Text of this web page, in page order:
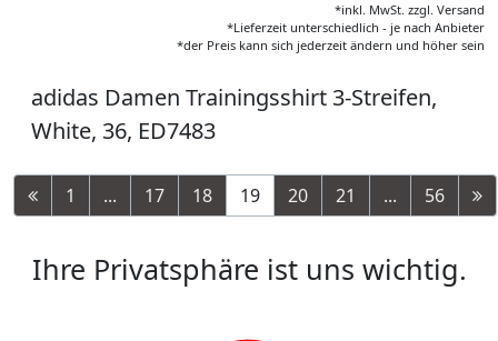
*inkl. MwSt. zzgl. Versand
*Lieferzeit unterschiedlich - je nach Anbieter
*der Preis kann sich jederzeit ändern und höher sein
adidas Damen Trainingsshirt 3-Streifen,
White, 36, ED7483
1 ... 17 18 19 20 21 ... 56
Ihre Privatsphäre ist uns wichtig.